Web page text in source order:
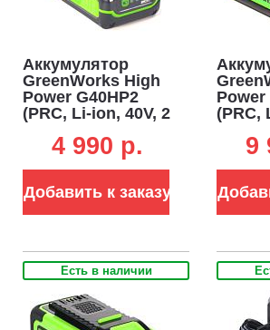
Система защиты двигателя от
Складная ручка.
Аккумулятор
GreenWorks High
Power G40HP2
(PRC, Li-ion, 40V, 2
4 990 p.
Добавить к заказу
Power
(PRC,
9
Есть в наличии